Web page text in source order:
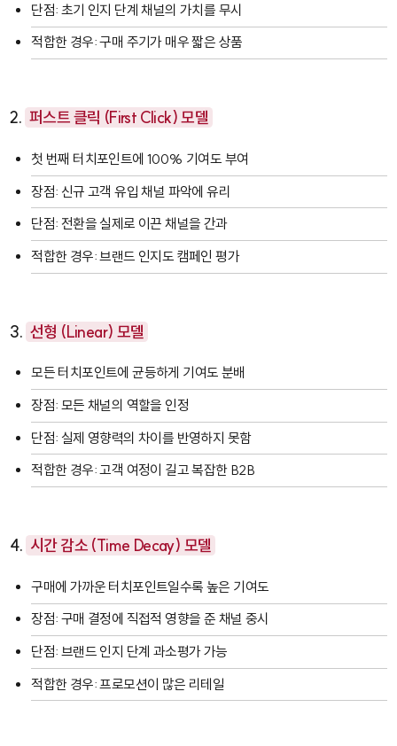
단점: 초기 인지 단계 채널의 가치를 무시
적합한 경우: 구매 주기가 매우 짧은 상품
2. 퍼스트 클릭 (First Click) 모델
첫 번째 터치포인트에 100% 기여도 부여
장점: 신규 고객 유입 채널 파악에 유리
단점: 전환을 실제로 이끈 채널을 간과
적합한 경우: 브랜드 인지도 캠페인 평가
3. 선형 (Linear) 모델
모든 터치포인트에 균등하게 기여도 분배
장점: 모든 채널의 역할을 인정
단점: 실제 영향력의 차이를 반영하지 못함
적합한 경우: 고객 여정이 길고 복잡한 B2B
4. 시간 감소 (Time Decay) 모델
구매에 가까운 터치포인트일수록 높은 기여도
장점: 구매 결정에 직접적 영향을 준 채널 중시
단점: 브랜드 인지 단계 과소평가 가능
적합한 경우: 프로모션이 많은 리테일